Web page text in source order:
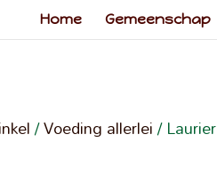
Home Gemeenschap
/Voeding allerlei/ Laurier